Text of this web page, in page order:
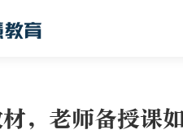
，老师备授课